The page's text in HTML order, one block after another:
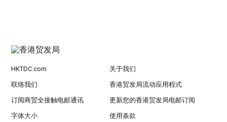
HKTDC.com 关于我们
联络我们 香港贸发局流动应用程式
订阅商贸全接触电邮通讯 更新您的香港贸发局电邮订阅
字体大小 使用条款